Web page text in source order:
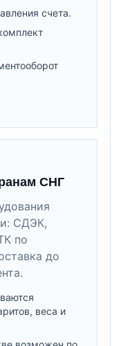
счета.
СНГ
СДЭК,
по
до
веса и